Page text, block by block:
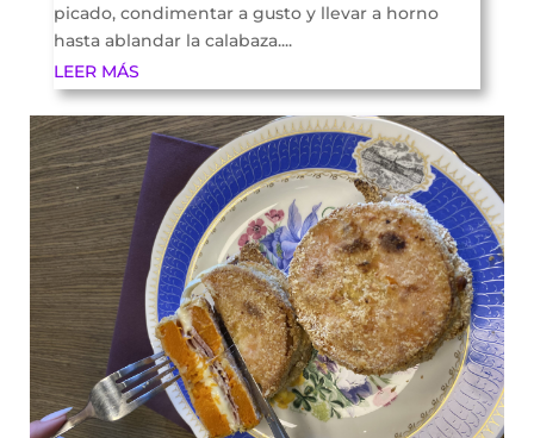
picado, condimentar a gusto y llevar a horno
hasta ablandar la calabaza....
LEER MÁS